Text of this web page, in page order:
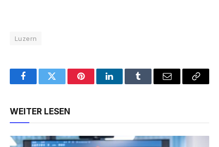
Luzern
FacebookTwitter PinterestLinkedInTumblr Email
Copy
WEITER LESEN